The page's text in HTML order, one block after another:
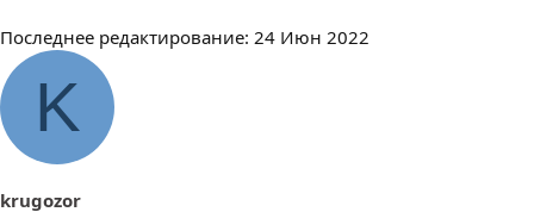
Последнее редактирование: 24 Июн 2022
K
krugozor